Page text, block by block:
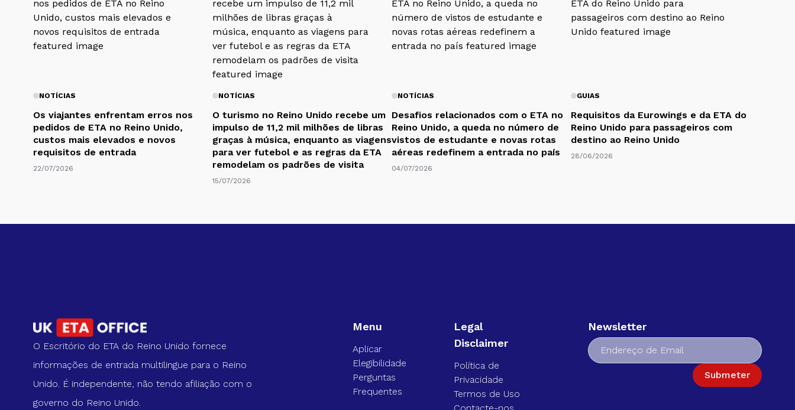
NOTÍCIAS
Os viajantes enfrentam erros nos
pedidos de ETA no Reino Unido,
custos mais elevados e novos
requisitos de entrada
22/07/2026
NOTÍCIAS
O turismo no Reino Unido recebe um
impulso de 11,2 mil milhões de libras
graças à música, enquanto as viagens
para ver futebol e as regras da ETA
remodelam os padrões de visita
15/07/2026
NOTÍCIAS
Desafios relacionados com o ETA no
Reino Unido, a queda no número de
vistos de estudante e novas rotas
aéreas redefinem a entrada no país
04/07/2026
GUIAS
Requisitos da Eurowings e da ETA do
Reino Unido para passageiros com
destino ao Reino Unido
28/06/2026
O Escritório do ETA do Reino Unido fornece
informações de entrada multilingue para o Reino
Unido. É independente, não tendo afiliação com o
governo do Reino Unido.
Menu
Aplicar
Elegibilidade
Perguntas
Frequentes
Legal
Disclaimer
Política de
Privacidade
Termos de Uso
Newsletter
Submeter